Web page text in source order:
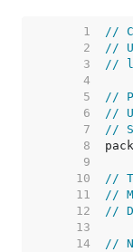
     1
//
     2
//
     3
//
     4
     5
//
     6
//
     7
//
     8
     9
    10
//
    11
//
    12
//
    13
    14
//